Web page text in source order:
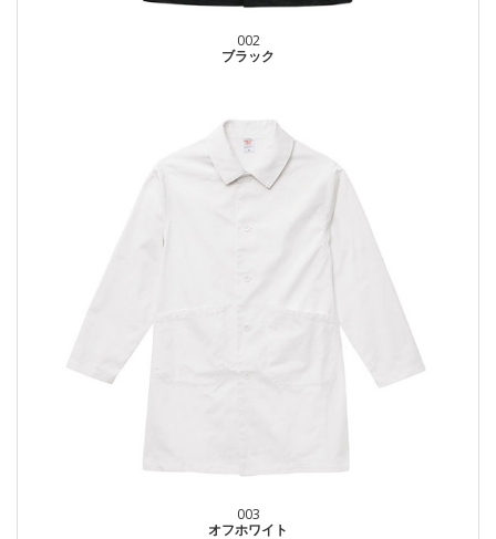
002
ブラック
003
オフホワイト